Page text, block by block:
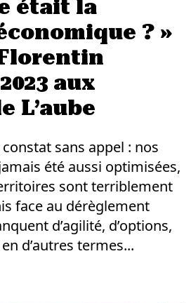
était la
? »
aux
L’aube
constat sans appel : nos
été aussi optimisées,
sont terriblement
face au dérèglement
d’agilité, d’options,
d’autres termes...